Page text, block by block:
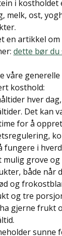
i kostholdet
melk, ost,
en artikkel
dette bør
våre
kosthold:
hver
Det kan
for å
fungere i
mulig grove
både når
og
og tre
gjerne frukt
sunne